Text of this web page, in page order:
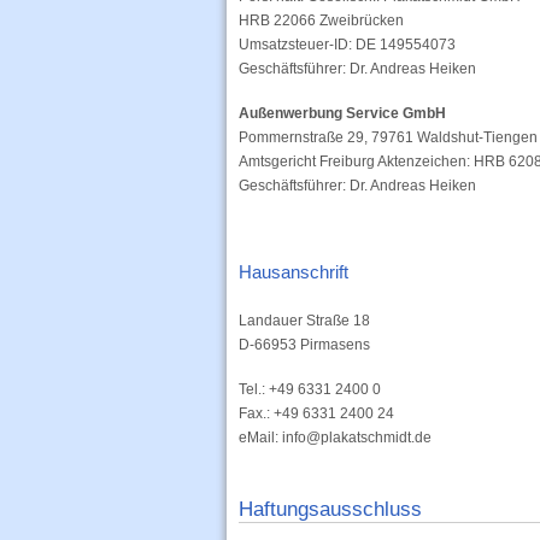
HRB 22066 Zweibrücken
Umsatzsteuer-ID: DE 149554073
Geschäftsführer: Dr. Andreas Heiken
Außenwerbung Service GmbH
Pommernstraße 29, 79761 Waldshut-Tiengen
Amtsgericht Freiburg Aktenzeichen: HRB
Geschäftsführer: Dr. Andreas Heiken
Hausanschrift
Landauer Straße 18
D-66953 Pirmasens
Tel.: +49 6331 2400 0
Fax.: +49 6331 2400 24
eMail: info@plakatschmidt.de
Haftungsausschluss